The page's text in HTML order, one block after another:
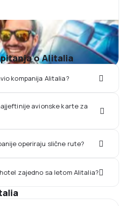
o Alitalia
kompanija Alitalia?
avionske karte za
operiraju slične rute?
zajedno sa letom Alitalia?